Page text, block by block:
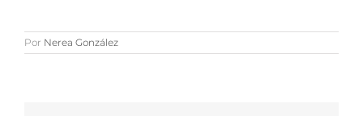
Por Nerea González